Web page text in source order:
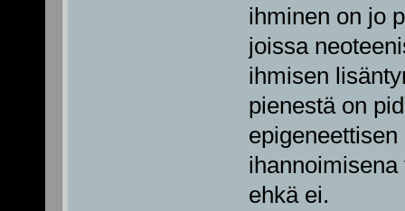
ihminen on jo
joissa
ihmisen
pienestä on
ehkä ei.